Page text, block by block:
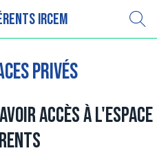
IRCEM
privés
accès à l'espace